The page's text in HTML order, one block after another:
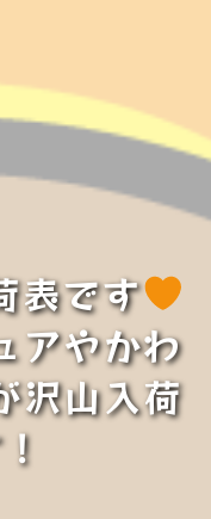
表です
アやかわ
沢山入荷